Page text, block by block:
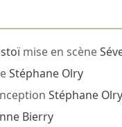
mise en scène
Stéphane Olry
Stéphane Olry
Bierry